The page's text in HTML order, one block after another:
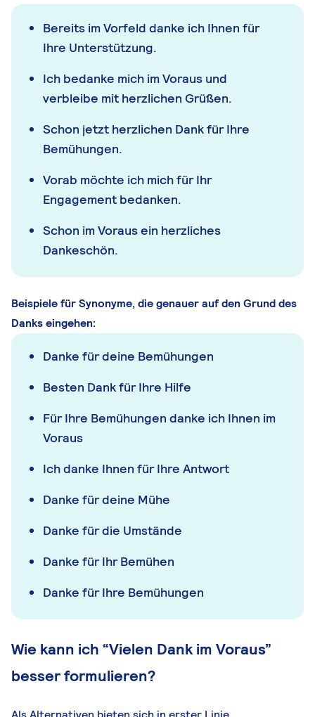
Bereits im Vorfeld danke ich Ihnen für
Ihre Unterstützung.
Ich bedanke mich im Voraus und
verbleibe mit herzlichen Grüßen.
Schon jetzt herzlichen Dank für Ihre
Bemühungen.
Vorab möchte ich mich für Ihr
Engagement bedanken.
Schon im Voraus ein herzliches
Dankeschön.
Beispiele für Synonyme, die genauer auf den Grund des
Danks eingehen:
Danke für deine Bemühungen
Besten Dank für Ihre Hilfe
Für Ihre Bemühungen danke ich Ihnen im
Voraus
Ich danke Ihnen für Ihre Antwort
Danke für deine Mühe
Danke für die Umstände
Danke für Ihr Bemühen
Danke für Ihre Bemühungen
Wie kann ich “Vielen Dank im Voraus”
besser formulieren?